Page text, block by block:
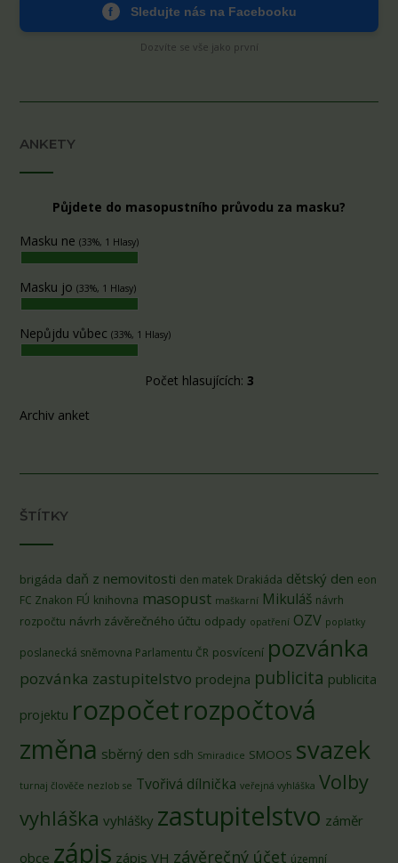
f Sledujte nás na Facebooku
Dozvíte se vše jako první
ANKETY
Půjdete do masopustního průvodu za masku?
Masku ne (33%, 1 Hlasy)
Masku jo (33%, 1 Hlasy)
Nepůjdu vůbec (33%, 1 Hlasy)
Počet hlasujících: 3
Archiv anket
ŠTÍTKY
brigáda daň z nemovitosti den matek Drakiáda dětský den eon
FC Znakon FÚ knihovna masopust maškarní Mikuláš návrh
rozpočtu návrh závěrečného účtu odpady opatření OZV poplatky
poslanecká sněmovna Parlamentu ČR posvícení pozvánka
pozvánka zastupitelstvo prodejna publicita publicita
projektu rozpočetrozpočtová
změna sběrný den sdh Smiradice SMOOS svazek
turnaj člověče nezlob se Tvořivá dílnička veřejná vyhláška Volby
vyhláška vyhlášky zastupitelstvo záměr
obce zápis zápis VH závěrečný účet územní